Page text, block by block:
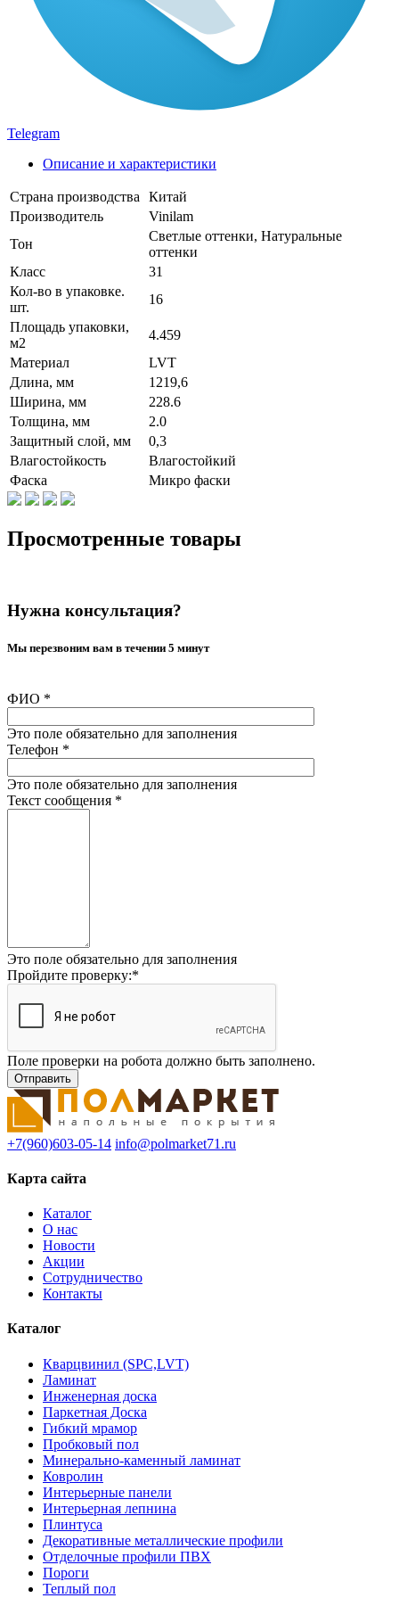
Telegram
Описание и характеристики
Страна производства
Китай
Производитель
Vinilam
Тон
Светлые оттенки, Натуральные
оттенки
Класс
31
Кол-во в упаковке.
шт.
16
Площадь упаковки,
м2
4.459
Материал
LVT
Длина, мм
1219,6
Ширина, мм
228.6
Толщина, мм
2.0
Защитный слой, мм
0,3
Влагостойкость
Влагостойкий
Фаска
Микро фаски
Просмотренные товары
Нужна консультация?
Мы перезвоним вам в течении 5 минут
ФИО *
Это поле обязательно для заполнения
Телефон *
Это поле обязательно для заполнения
Текст сообщения *
Это поле обязательно для заполнения
Пройдите проверку:*
Поле проверки на робота должно быть заполнено.
+7(960)603-05-14 info@polmarket71.ru
Карта сайта
Каталог
О нас
Новости
Акции
Сотрудничество
Контакты
Каталог
Кварцвинил (SPC,LVT)
Ламинат
Инженерная доска
Паркетная Доска
Гибкий мрамор
Пробковый пол
Минерально-каменный ламинат
Ковролин
Интерьерные панели
Интерьерная лепнина
Плинтуса
Декоративные металлические профили
Отделочные профили ПВХ
Пороги
Теплый пол